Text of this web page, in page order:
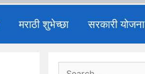
मराठी शुभेच्छा सरकारी योजना
Search